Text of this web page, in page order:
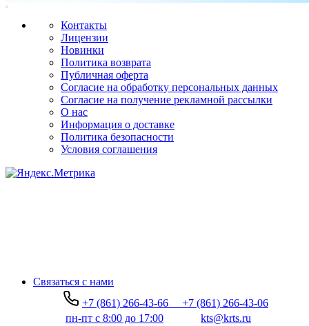
Контакты
Лицензии
Новинки
Политика возврата
Публичная оферта
Согласие на обработку персональных данных
Согласие на получение рекламной рассылки
О нас
Информация о доставке
Политика безопасности
Условия соглашения
Связаться с нами
+7 (861) 266-43-66
+7 (861) 266-43-06
пн-пт с 8:00 до 17:00
kts@krts.ru